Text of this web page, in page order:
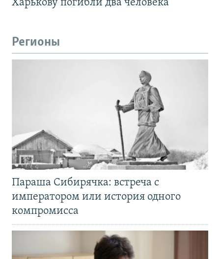
Харькову погибли два человека
Регионы
Параша Сибирячка: встреча с
императором или история одного
компромисса